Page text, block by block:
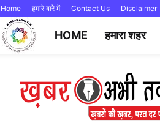
Home हमारे बारे में Contact Us Disclaimer
HOME हमारा शहर